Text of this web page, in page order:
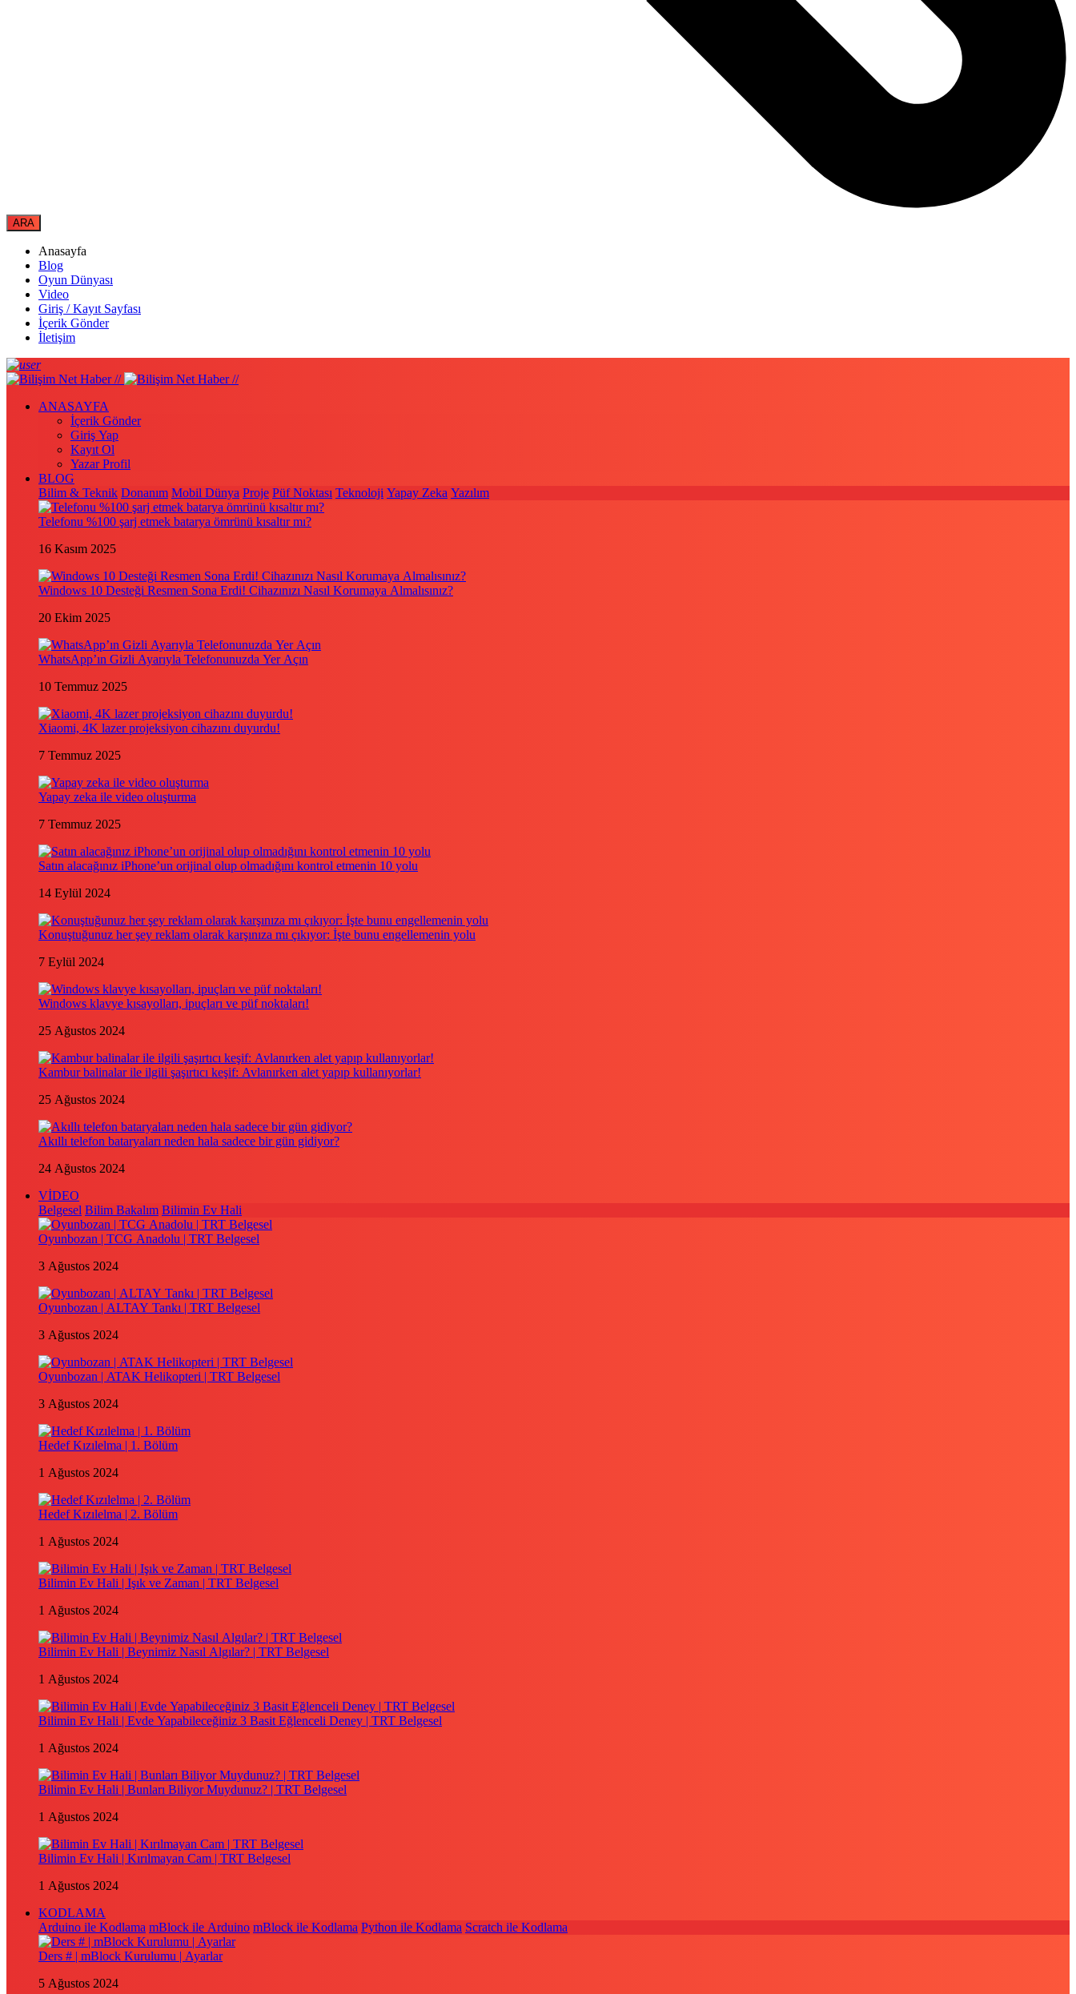
Anasayfa
Blog
Oyun Dünyası
Video
Giriş / Kayıt Sayfası
İçerik Gönder
İletişim
ANASAYFA
İçerik Gönder
Giriş Yap
Kayıt Ol
Yazar Profil
BLOG
Bilim & Teknik Donanım Mobil Dünya Proje Püf Noktası Teknoloji Yapay Zeka Yazılım
Telefonu %100 şarj etmek batarya ömrünü kısaltır mı?
16 Kasım 2025
Windows 10 Desteği Resmen Sona Erdi! Cihazınızı Nasıl Korumaya Almalısınız?
20 Ekim 2025
WhatsApp’ın Gizli Ayarıyla Telefonunuzda Yer Açın
10 Temmuz 2025
Xiaomi, 4K lazer projeksiyon cihazını duyurdu!
7 Temmuz 2025
Yapay zeka ile video oluşturma
7 Temmuz 2025
Satın alacağınız iPhone’un orijinal olup olmadığını kontrol etmenin 10 yolu
14 Eylül 2024
Konuştuğunuz her şey reklam olarak karşınıza mı çıkıyor: İşte bunu engellemenin yolu
7 Eylül 2024
Windows klavye kısayolları, ipuçları ve püf noktaları!
25 Ağustos 2024
Kambur balinalar ile ilgili şaşırtıcı keşif: Avlanırken alet yapıp kullanıyorlar!
25 Ağustos 2024
Akıllı telefon bataryaları neden hala sadece bir gün gidiyor?
24 Ağustos 2024
VİDEO
Belgesel Bilim Bakalım Bilimin Ev Hali
Oyunbozan | TCG Anadolu | TRT Belgesel
3 Ağustos 2024
Oyunbozan | ALTAY Tankı | TRT Belgesel
3 Ağustos 2024
Oyunbozan | ATAK Helikopteri | TRT Belgesel
3 Ağustos 2024
Hedef Kızılelma | 1. Bölüm
1 Ağustos 2024
Hedef Kızılelma | 2. Bölüm
1 Ağustos 2024
Bilimin Ev Hali | Işık ve Zaman | TRT Belgesel
1 Ağustos 2024
Bilimin Ev Hali | Beynimiz Nasıl Algılar? | TRT Belgesel
1 Ağustos 2024
Bilimin Ev Hali | Evde Yapabileceğiniz 3 Basit Eğlenceli Deney | TRT Belgesel
1 Ağustos 2024
Bilimin Ev Hali | Bunları Biliyor Muydunuz? | TRT Belgesel
1 Ağustos 2024
Bilimin Ev Hali | Kırılmayan Cam | TRT Belgesel
1 Ağustos 2024
KODLAMA
Arduino ile Kodlama mBlock ile Arduino mBlock ile Kodlama Python ile Kodlama Scratch ile Kodlama
Ders # | mBlock Kurulumu | Ayarlar
5 Ağustos 2024